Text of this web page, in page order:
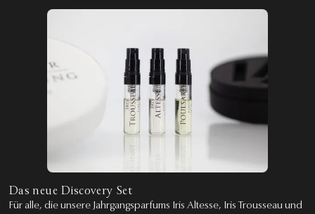
Das neue Discovery Set
Für alle, die unsere Jahrgangsparfums Iris Altesse, Iris Trousseau und